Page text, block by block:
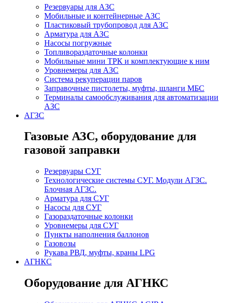
Резервуары для АЗС
Мобильные и контейнерные АЗС
Пластиковый трубопровод для АЗС
Арматура для АЗС
Насосы погружные
Топливораздаточные колонки
Мобильные мини ТРК и комплектующие к ним
Уровнемеры для АЗС
Система рекуперации паров
Заправочные пистолеты, муфты, шланги МБС
Терминалы самообслуживания для автоматизации
АЗС
АГЗС
Газовые АЗС, оборудование для
газовой заправки
Резервуары СУГ
Технологические системы СУГ. Модули АГЗС.
Блочная АГЗС.
Арматура для СУГ
Насосы для СУГ
Газораздаточные колонки
Уровнемеры для СУГ
Пункты наполнения баллонов
Газовозы
Рукава РВД, муфты, краны LPG
АГНКС
Оборудование для АГНКС